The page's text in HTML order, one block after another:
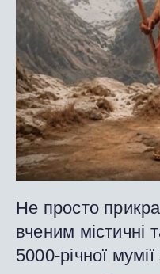
Не просто
вченим містичні
5000-річної